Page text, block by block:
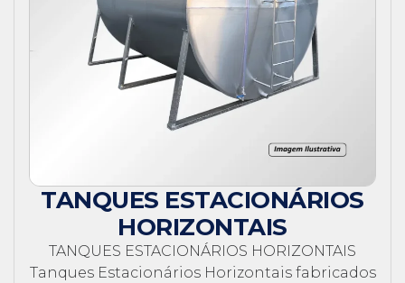
TANQUES ESTACIONÁRIOS
HORIZONTAIS
TANQUES ESTACIONÁRIOS HORIZONTAIS
Tanques Estacionários Horizontais fabricados